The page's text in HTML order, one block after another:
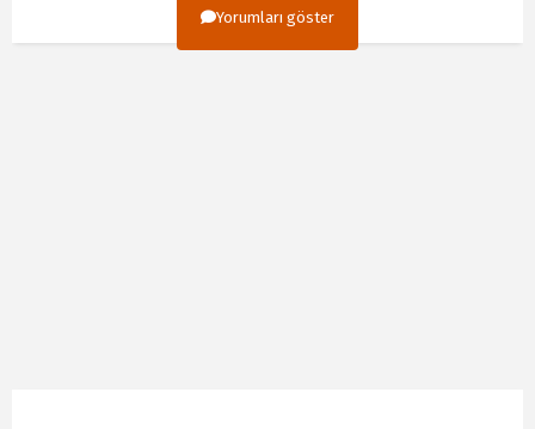
Yorumları göster